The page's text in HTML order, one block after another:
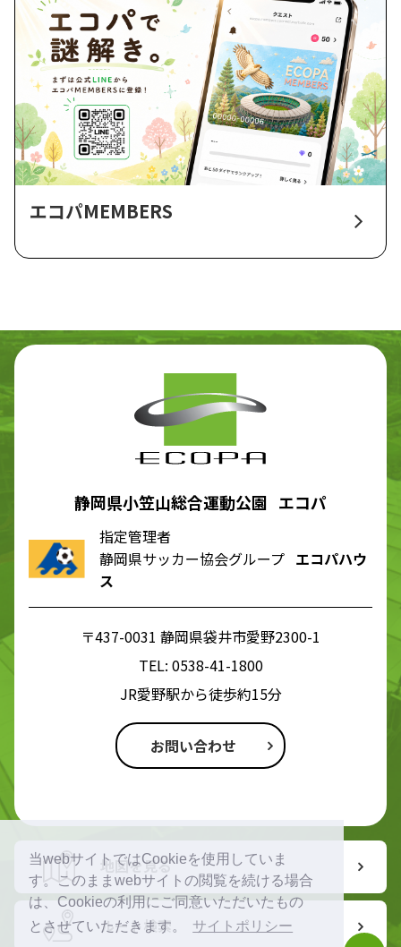
当webサイトではCookieを使用していま
す。このままwebサイトの閲覧を続ける場合
は、Cookieの利用にご同意いただいたもの
とさせていただきます。
サイトポリシー
エコパMEMBERS
静岡県小笠山総合運動公園 エコパ
指定管理者
静岡県サッカー協会グループ エコパハウ
ス
〒437-0031 静岡県袋井市愛野2300-1
TEL: 0538-41-1800
JR愛野駅から徒歩約15分
お問い合わせ
地図を見る
ルート検索